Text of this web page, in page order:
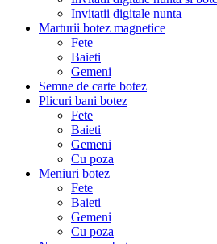
Invitatii digitale nunta
Marturii botez magnetice
Fete
Baieti
Gemeni
Semne de carte botez
Plicuri bani botez
Fete
Baieti
Gemeni
Cu poza
Meniuri botez
Fete
Baieti
Gemeni
Cu poza